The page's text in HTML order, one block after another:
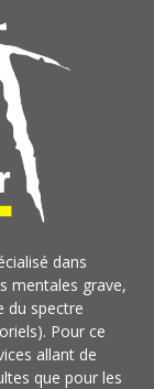
dans
mentales grave,
du spectre
Pour ce
allant de
que pour les